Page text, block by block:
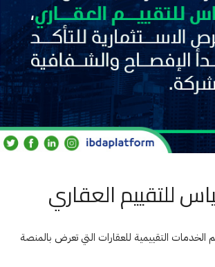
للتقييم العقاري
التقييمية للعقارات التي تعرض بالمنصة